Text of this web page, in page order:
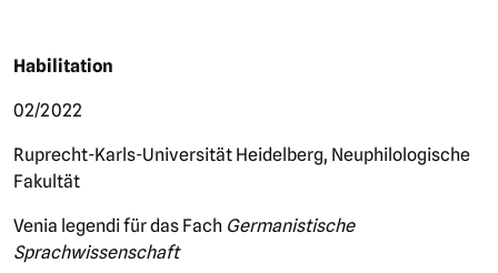
Habilitation
02/2022
Ruprecht-Karls-Universität Heidelberg, Neuphilologische
Fakultät
Venia legendi für das Fach Germanistische
Sprachwissenschaft